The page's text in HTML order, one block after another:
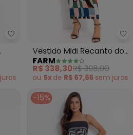
Farm - Vestido Midi Daniela
juros
Vestido Midi Recanto dos
Coqueiros (Preto)
FARM
R$ 338,30R$ 398,00
ou 5x de R$ 67,66 sem juros
-15%